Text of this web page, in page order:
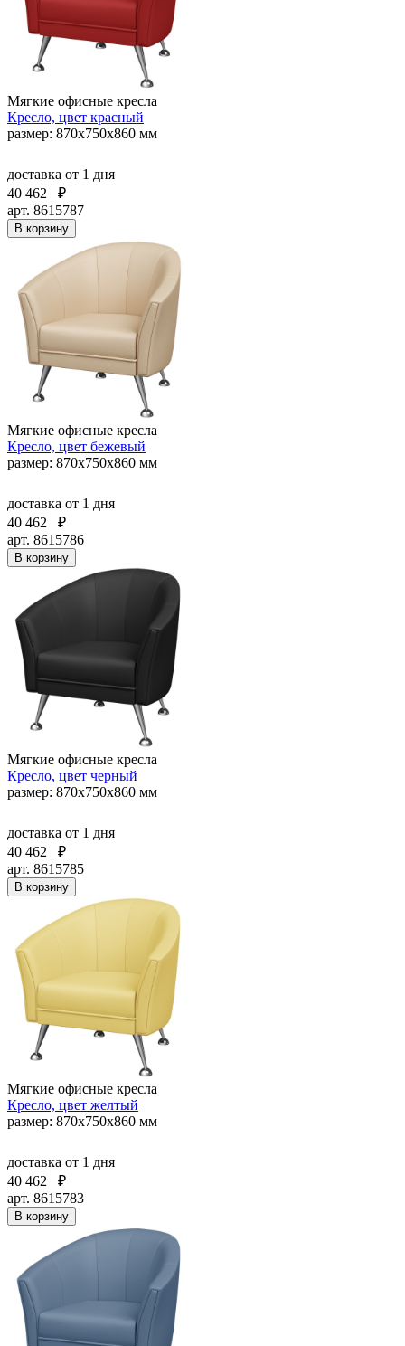
Мягкие офисные кресла
Кресло, цвет красный
размер: 870х750х860 мм
доставка от 1 дня
40 462
₽
арт. 8615787
В корзину
Мягкие офисные кресла
Кресло, цвет бежевый
размер: 870х750х860 мм
доставка от 1 дня
40 462
₽
арт. 8615786
В корзину
Мягкие офисные кресла
Кресло, цвет черный
размер: 870х750х860 мм
доставка от 1 дня
40 462
₽
арт. 8615785
В корзину
Мягкие офисные кресла
Кресло, цвет желтый
размер: 870х750х860 мм
доставка от 1 дня
40 462
₽
арт. 8615783
В корзину